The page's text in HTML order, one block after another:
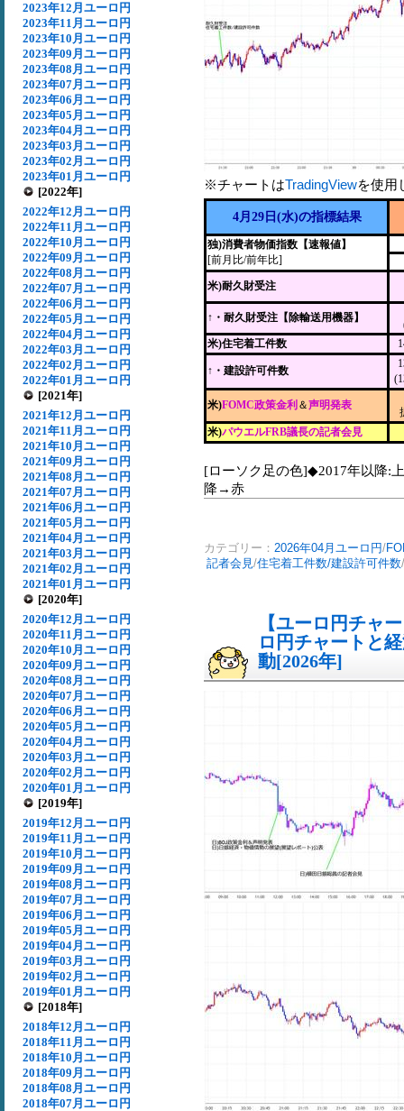
2023年12月ユーロ円
2023年11月ユーロ円
2023年10月ユーロ円
2023年09月ユーロ円
2023年08月ユーロ円
2023年07月ユーロ円
2023年06月ユーロ円
2023年05月ユーロ円
2023年04月ユーロ円
2023年03月ユーロ円
2023年02月ユーロ円
2023年01月ユーロ円
[2022年]
2022年12月ユーロ円
2022年11月ユーロ円
2022年10月ユーロ円
2022年09月ユーロ円
2022年08月ユーロ円
2022年07月ユーロ円
2022年06月ユーロ円
2022年05月ユーロ円
2022年04月ユーロ円
2022年03月ユーロ円
2022年02月ユーロ円
2022年01月ユーロ円
[2021年]
2021年12月ユーロ円
2021年11月ユーロ円
2021年10月ユーロ円
2021年09月ユーロ円
2021年08月ユーロ円
2021年07月ユーロ円
2021年06月ユーロ円
2021年05月ユーロ円
2021年04月ユーロ円
2021年03月ユーロ円
2021年02月ユーロ円
2021年01月ユーロ円
[2020年]
2020年12月ユーロ円
2020年11月ユーロ円
2020年10月ユーロ円
2020年09月ユーロ円
2020年08月ユーロ円
2020年07月ユーロ円
2020年06月ユーロ円
2020年05月ユーロ円
2020年04月ユーロ円
2020年03月ユーロ円
2020年02月ユーロ円
2020年01月ユーロ円
[2019年]
2019年12月ユーロ円
2019年11月ユーロ円
2019年10月ユーロ円
2019年09月ユーロ円
2019年08月ユーロ円
2019年07月ユーロ円
2019年06月ユーロ円
2019年05月ユーロ円
2019年04月ユーロ円
2019年03月ユーロ円
2019年02月ユーロ円
2019年01月ユーロ円
[2018年]
2018年12月ユーロ円
2018年11月ユーロ円
2018年10月ユーロ円
2018年09月ユーロ円
2018年08月ユーロ円
2018年07月ユーロ円
※チャートはTradingViewを使用
4月29日(水)の指標結果
独)消費者物価指数【速報値】
[前月比/前年比]
米)耐久財受注
↑ ・耐久財受注【除輸送用機器】
米)住宅着工件数
↑・建設許可件数
米)FOMC政策金利 ＆声明発表
米)パウエルFRB議長の記者会見
[ローソク足の色]◆2017年以降
降→赤
カテゴリー： 2026年04月ユーロ円/
記者会見/住宅着工件数/建設許可件数/
【ユーロ円チャ
ロ円チャートと
動[2026年]